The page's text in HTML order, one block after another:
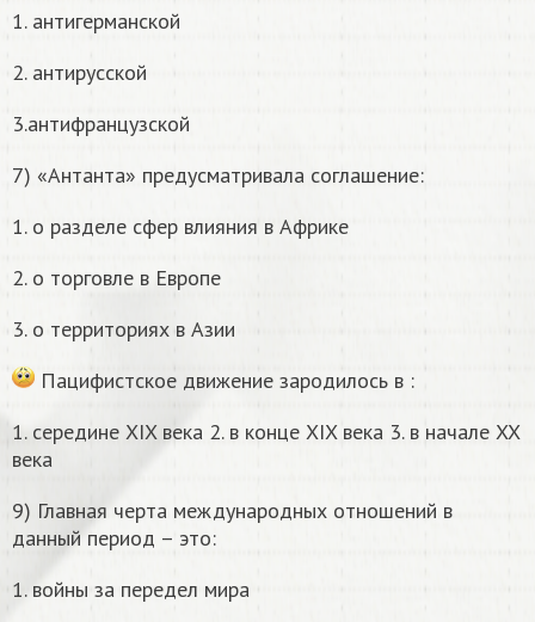
1. антигерманской
2. антирусской
3.антифранцузской
7) «Антанта» предусматривала соглашение:
1. о разделе сфер влияния в Африке
2. о торговле в Европе
3. о территориях в Азии
Пацифистское движение зародилось в :
1. середине XIX века 2. в конце XIX века 3. в начале XX
века
9) Главная черта международных отношений в
данный период – это:
1. войны за передел мира